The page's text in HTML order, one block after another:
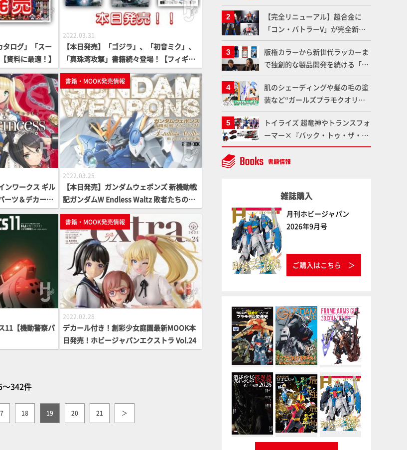
タログ」「スー
資料に最適！】
2022.03.31
【本日発売】「ゴジラ」、「初音ミク」、
「真珠湾攻撃」書籍続々登場！【フィギュ
アからスケールまで】
ンワークス ギル
ーツ＆デカール
書籍・MOOK発売情報
2022.03.25
【本日発売】ガンダムウェポンズ 新機動戦
記ガンダムW Endless Waltz 敗者たちの栄
光編【ガンダムMOOK】
11【機動警察パ
書籍・MOOK発売情報
2022.02.28
デカール付き！創彩少女庭園最新MOOK本
日発売！ホビージャパンエクストラ Vol.24
342件
18 19 20 21 ＞
塗料を使ってより金属感を増した
仕上がりに!!【試し読み】
【完全リニューアル】超合金に
「コン・バトラーV」が完全新規
造形で登場！気になる仕様を試作
品の撮り下ろしでご紹介!!さらに
「大鉄人17」＆「ワンエイト」セ
ット情報もお届け！【超合金の
魂】
版権カラーから新世代ラッカーま
で独創的な製品開発を続ける「ガ
イアノーツ」に塗料開発の裏側と
ラッカー塗料の未来についてイン
タビュー！
肌のシェーディングや髪の毛の塗
装など“ガールズプラモクオリテ
ィアップ術”で仕上げる！カスタ
ム作例「白騎士ソフィエラ」が完
成！【「アルカナディアプラモデ
ルコンテスト」～8月17日（月）
11:59まで応募受付中】
トイライズ 超竜神やトランスフォ
ーマー×『バック・トゥ・ザ・フ
ューチャー』コラボアイテムな
ど、タカラトミーの注目アイテム
雑誌購入
月刊ホビージャパン
2026年9月号
ご購入はこちら